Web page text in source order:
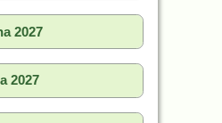
2027
2027